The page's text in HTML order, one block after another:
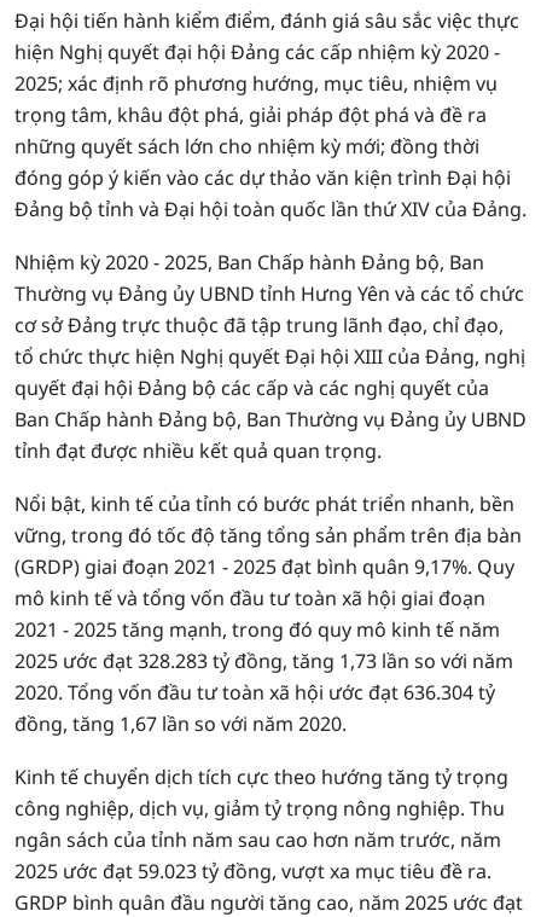
Đại hội tiến hành kiểm điểm, đánh giá sâu sắc việc thực
hiện Nghị quyết đại hội Đảng các cấp nhiệm kỳ 2020 -
2025; xác định rõ phương hướng, mục tiêu, nhiệm vụ
trọng tâm, khâu đột phá, giải pháp đột phá và đề ra
những quyết sách lớn cho nhiệm kỳ mới; đồng thời
đóng góp ý kiến vào các dự thảo văn kiện trình Đại hội
Đảng bộ tỉnh và Đại hội toàn quốc lần thứ XIV của Đảng.
Nhiệm kỳ 2020 - 2025, Ban Chấp hành Đảng bộ, Ban
Thường vụ Đảng ủy UBND tỉnh Hưng Yên và các tổ chức
cơ sở Đảng trực thuộc đã tập trung lãnh đạo, chỉ đạo,
tổ chức thực hiện Nghị quyết Đại hội XIII của Đảng, nghị
quyết đại hội Đảng bộ các cấp và các nghị quyết của
Ban Chấp hành Đảng bộ, Ban Thường vụ Đảng ủy UBND
tỉnh đạt được nhiều kết quả quan trọng.
Nổi bật, kinh tế của tỉnh có bước phát triển nhanh, bền
vững, trong đó tốc độ tăng tổng sản phẩm trên địa bàn
(GRDP) giai đoạn 2021 - 2025 đạt bình quân 9,17%. Quy
mô kinh tế và tổng vốn đầu tư toàn xã hội giai đoạn
2021 - 2025 tăng mạnh, trong đó quy mô kinh tế năm
2025 ước đạt 328.283 tỷ đồng, tăng 1,73 lần so với năm
2020. Tổng vốn đầu tư toàn xã hội ước đạt 636.304 tỷ
đồng, tăng 1,67 lần so với năm 2020.
Kinh tế chuyển dịch tích cực theo hướng tăng tỷ trọng
công nghiệp, dịch vụ, giảm tỷ trọng nông nghiệp. Thu
ngân sách của tỉnh năm sau cao hơn năm trước, năm
2025 ước đạt 59.023 tỷ đồng, vượt xa mục tiêu đề ra.
GRDP bình quân đầu người tăng cao, năm 2025 ước đạt